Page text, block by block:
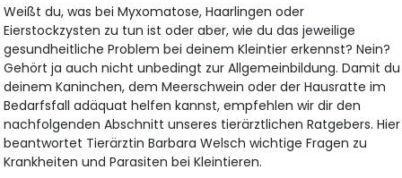
Weißt du, was bei Myxomatose, Haarlingen oder
Eierstockzysten zu tun ist oder aber, wie du das jeweilige
gesundheitliche Problem bei deinem Kleintier erkennst? Nein?
Gehört ja auch nicht unbedingt zur Allgemeinbildung. Damit du
deinem Kaninchen, dem Meerschwein oder der Hausratte im
Bedarfsfall adäquat helfen kannst, empfehlen wir dir den
nachfolgenden Abschnitt unseres tierärztlichen Ratgebers. Hier
beantwortet Tierärztin Barbara Welsch wichtige Fragen zu
Krankheiten und Parasiten bei Kleintieren.